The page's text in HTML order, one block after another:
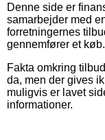
Denne side er
samarbejder med
forretningernes
gennemfører et køb.
Fakta omkring
da, men der gives
muligvis er lavet
informationer.